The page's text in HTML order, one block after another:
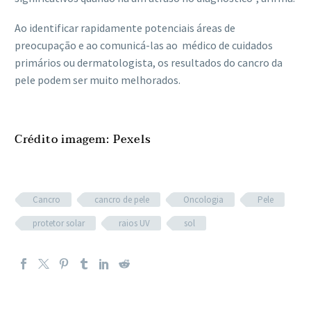
Ao identificar rapidamente potenciais áreas de
preocupação e ao comunicá-las ao médico de cuidados
primários ou dermatologista, os resultados do cancro da
pele podem ser muito melhorados.
Crédito imagem: Pexels
Cancro cancro de pele Oncologia
Pele
protetor solar
raios UV sol